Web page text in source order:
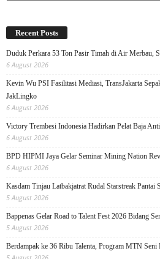
Recent Posts
Duduk Perkara 53 Ton Pasir Timah di Air Merbau,
6 August 2026
Kevin Wu PSI Fasilitasi Mediasi, TransJakarta
JakLingko
6 August 2026
Victory Trembesi Indonesia Hadirkan Pelat Baja
6 August 2026
BPD HIPMI Jaya Gelar Seminar Mining Nation
6 August 2026
Kasdam Tinjau Latbakjatrat Rudal Starstreak Pantai
5 August 2026
Bappenas Gelar Road to Talent Fest 2026 Bidang
5 August 2026
Berdampak ke 36 Ribu Talenta, Program MTN Seni